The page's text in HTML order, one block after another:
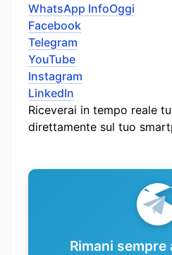
WhatsApp InfoOggi
Facebook
Telegram
YouTube
Instagram
LinkedIn
Riceverai in tempo reale
direttamente sul tuo
Rimani